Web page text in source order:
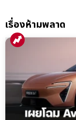
เรื่องห้ามพลาด